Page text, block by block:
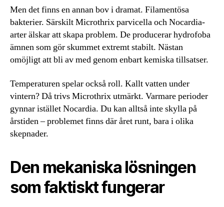
Men det finns en annan bov i dramat. Filamentösa
bakterier. Särskilt Microthrix parvicella och Nocardia-
arter älskar att skapa problem. De producerar hydrofoba
ämnen som gör skummet extremt stabilt. Nästan
omöjligt att bli av med genom enbart kemiska tillsatser.
Temperaturen spelar också roll. Kallt vatten under
vintern? Då trivs Microthrix utmärkt. Varmare perioder
gynnar istället Nocardia. Du kan alltså inte skylla på
årstiden – problemet finns där året runt, bara i olika
skepnader.
Den mekaniska lösningen
som faktiskt fungerar